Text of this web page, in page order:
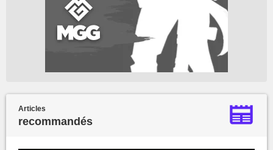
Articles
recommandés